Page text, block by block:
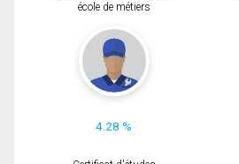
école de métiers
4.28 %